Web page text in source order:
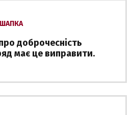
доброчесність
має це виправити.